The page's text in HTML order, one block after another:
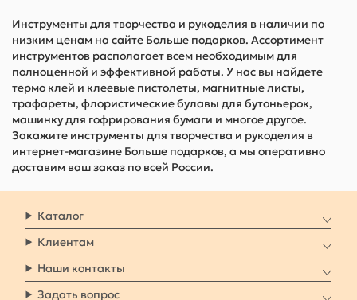
Инструменты для творчества и рукоделия в наличии по
низким ценам на сайте Больше подарков. Ассортимент
инструментов располагает всем необходимым для
полноценной и эффективной работы. У нас вы найдете
термо клей и клеевые пистолеты, магнитные листы,
трафареты, флористические булавы для бутоньерок,
машинку для гофрирования бумаги и многое другое.
Закажите инструменты для творчества и рукоделия в
интернет-магазине Больше подарков, а мы оперативно
доставим ваш заказ по всей России.
Каталог
Клиентам
Наши контакты
Задать вопрос